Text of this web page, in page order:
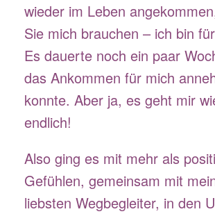
wieder im Leben
Sie mich brauchen – ich bin
Es dauerte noch ein paar
das Ankommen für mich
konnte. Aber ja, es geht mir
endlich!
Also ging es mit mehr als
Gefühlen, gemeinsam mit
liebsten Wegbegleiter, in den